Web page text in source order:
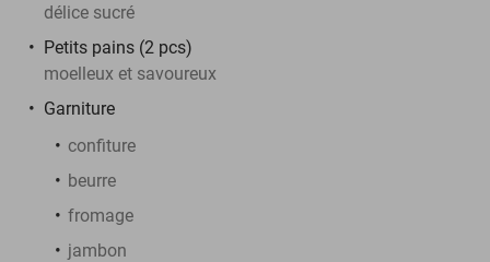
délice sucré
Petits pains (2 pcs)
moelleux et savoureux
Garniture
confiture
beurre
fromage
jambon